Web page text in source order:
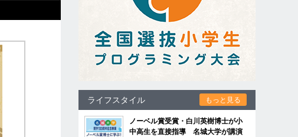
ライフスタイル もっと見る
ノーベル賞受賞・白川英樹博士が小
中高生を直接指導 名城大学が講演